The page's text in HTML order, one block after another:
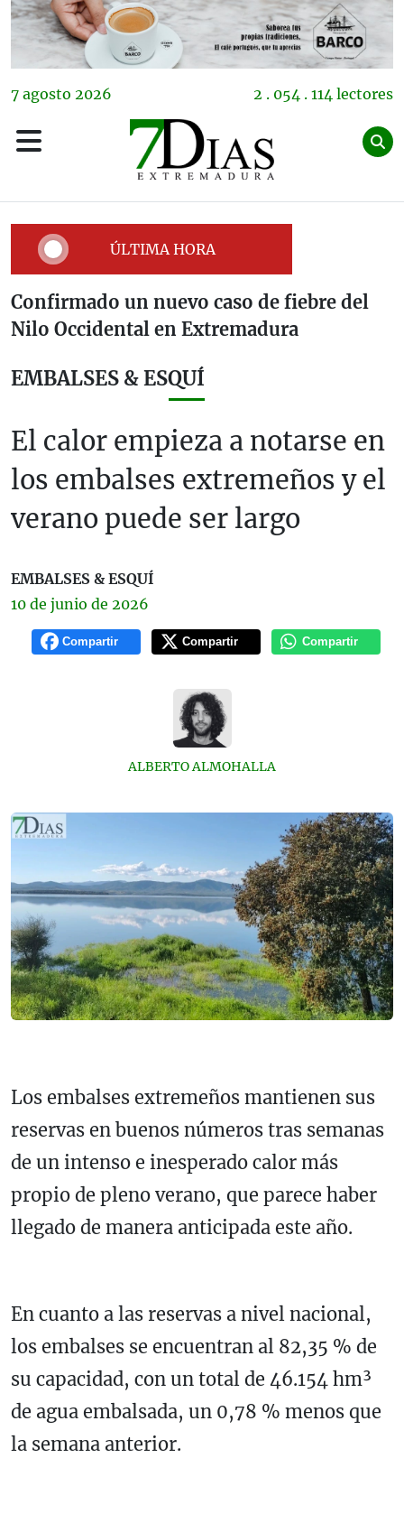
7 agosto 2026 2 . 054 . 114 lectores
ÚLTIMA HORA
Confirmado un nuevo caso de fiebre del
Nilo Occidental en Extremadura
EMBALSES & ESQUÍ
El calor empieza a notarse en
los embalses extremeños y el
verano puede ser largo
EMBALSES & ESQUÍ
10 de junio de 2026
Compartir Compartir Compartir
ALBERTO ALMOHALLA
Los embalses extremeños mantienen sus
reservas en buenos números tras semanas
de un intenso e inesperado calor más
propio de pleno verano, que parece haber
llegado de manera anticipada este año.
En cuanto a las reservas a nivel nacional,
los embalses se encuentran al 82,35 % de
su capacidad, con un total de 46.154 hm³
de agua embalsada, un 0,78 % menos que
la semana anterior.